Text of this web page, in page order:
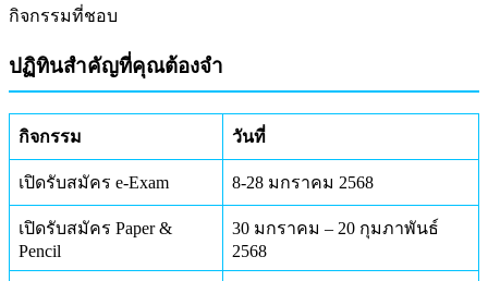
กิจกรรมที่ชอบ
ปฏิทินสำคัญที่คุณต้องจำ
กิจกรรม วันที่
เปิดรับสมัคร e-Exam 8-28 มกราคม 2568
เปิดรับสมัคร Paper &
Pencil
30 มกราคม – 20 กุมภาพันธ์
2568